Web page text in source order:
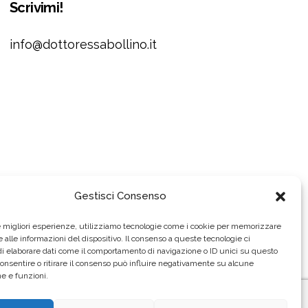
Gestisci Consenso
migliori esperienze, utilizziamo tecnologie come i cookie per memorizzare
alle informazioni del dispositivo. Il consenso a queste tecnologie ci
elaborare dati come il comportamento di navigazione o ID unici su questo
o ritirare il consenso può influire negativamente su alcune
e funzioni.
Scrivimi!
info@dottoressabollino.it